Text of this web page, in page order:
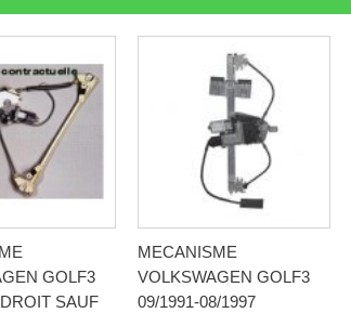
GOLF3
SAUF
MECANISME
VOLKSWAGEN GOLF3
09/1991-08/1997